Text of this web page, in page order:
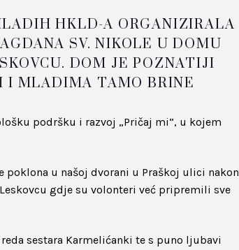
HKLD-A ORGANIZIRALA
SV. NIKOLE U DOMU
DOM JE POZNATIJI
I MLADIMA TAMO BRINE
podršku i razvoj „Pričaj mi“, u kojem
u našoj dvorani u Praškoj ulici nakon
gdje su volonteri već pripremili sve
sestara Karmelićanki te s puno ljubavi